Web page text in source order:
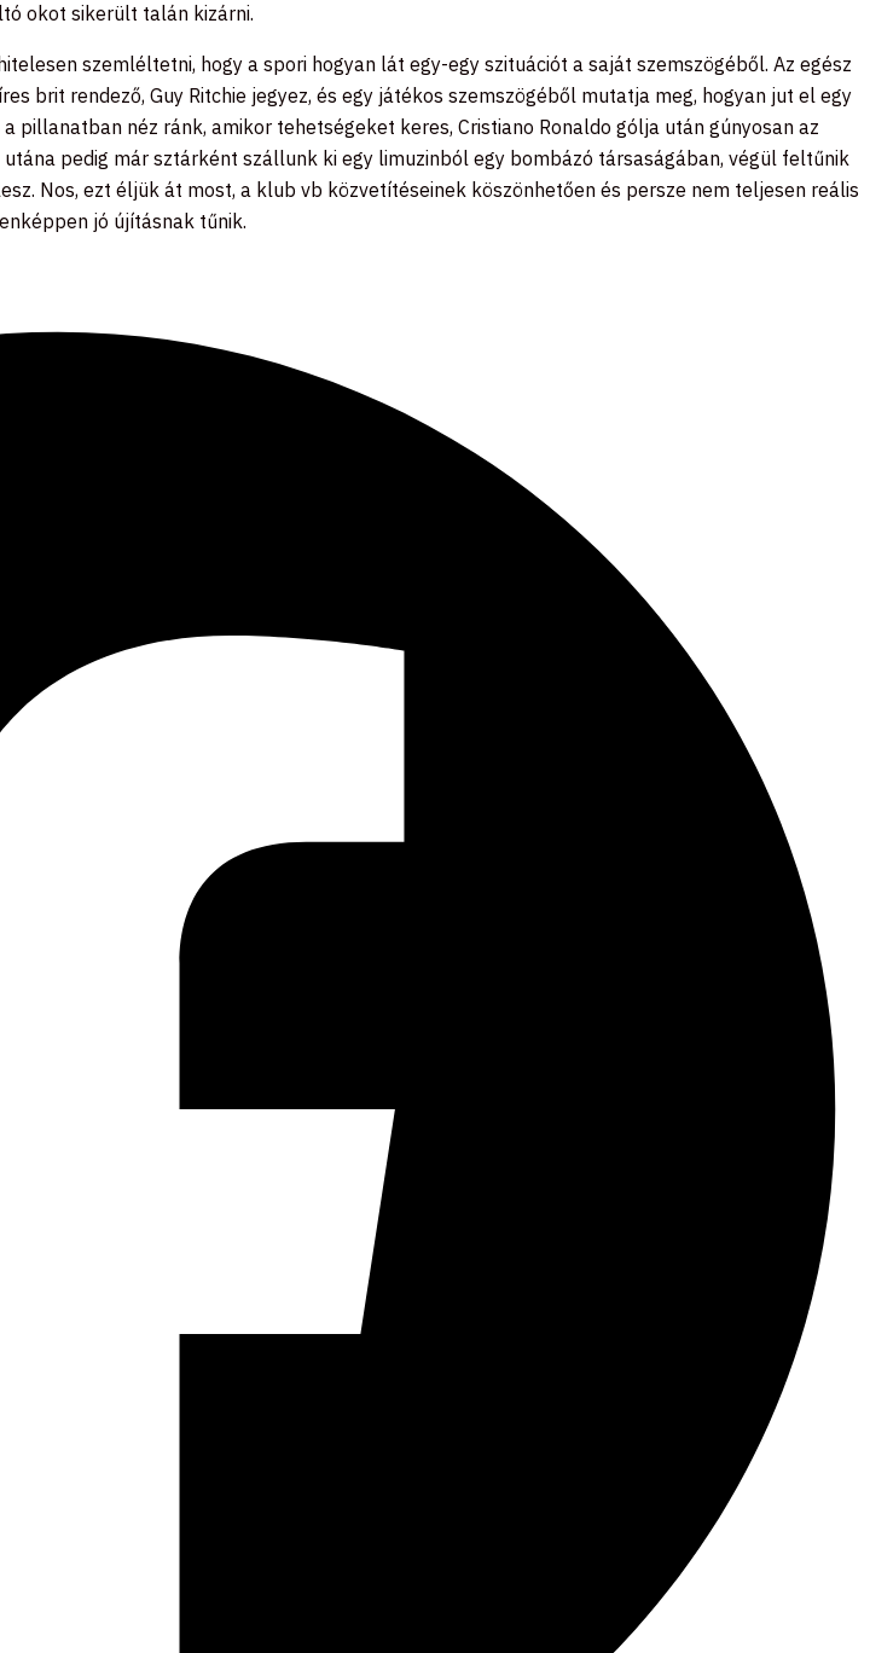
okot sikerült talán kizárni.
szemléltetni, hogy a spori hogyan lát egy-egy szituációt a saját szemszögéből. Az egész
brit rendező, Guy Ritchie jegyez, és egy játékos szemszögéből mutatja meg, hogyan jut el egy
néz ránk, amikor tehetségeket keres, Cristiano Ronaldo gólja után gúnyosan az
pedig már sztárként szállunk ki egy limuzinból egy bombázó társaságában, végül feltűnik
Nos, ezt éljük át most, a klub vb közvetítéseinek köszönhetően és persze nem teljesen reális
jó újításnak tűnik.